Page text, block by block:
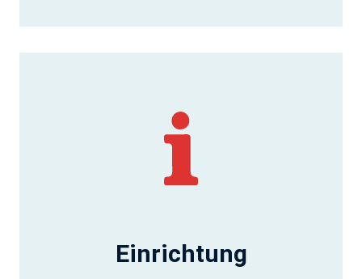
Einrichtung